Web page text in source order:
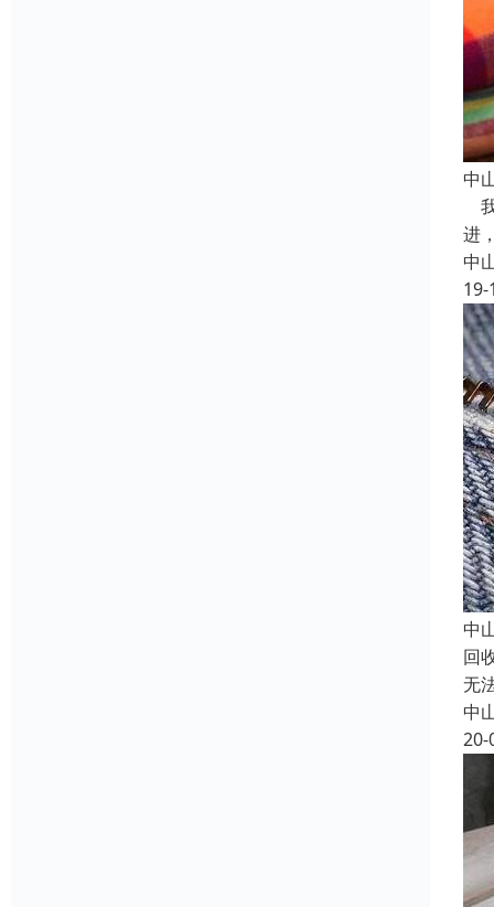
中
进
中
19-
中
回
无
中
20-